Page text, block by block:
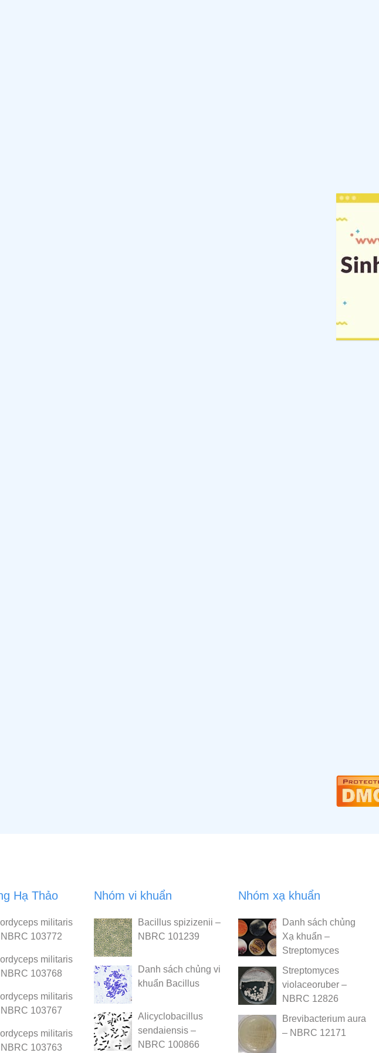
Hạ Thảo
militaris
103772
militaris
103768
militaris
103767
militaris
103763
Nhóm vi khuẩn
Bacillus spizizenii –
NBRC 101239
Danh sách chủng vi
khuẩn Bacillus
Alicyclobacillus
sendaiensis –
NBRC 100866
Nhóm xạ khuẩn
Danh sách chủng
Xạ khuẩn –
Streptomyces
Streptomyces
violaceoruber –
NBRC 12826
Brevibacterium
– NBRC 12171